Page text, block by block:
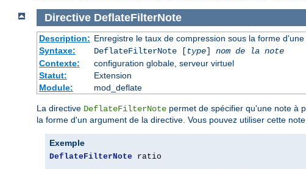
Directive DeflateFilterNote
Description: Enregistre le taux de compression sous la forme
Syntaxe:
DeflateFilterNote [type] nom de la note
Contexte:
configuration globale, serveur virtuel
Statut:
Extension
Module:
mod_deflate
La directive DeflateFilterNote permet de spécifier qu'une note à
la forme d'un argument de la directive. Vous pouvez utiliser cette
Exemple
DeflateFilterNote ratio